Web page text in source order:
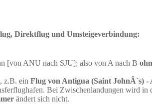
Direktflug und Umsteigeverbindung:
[von ANU nach SJU]; also von A nach B
z.B. ein Flug von Antigua (Saint JohnÂ´s)
Bei Zwischenlandungen wird in
ändert sich nicht.